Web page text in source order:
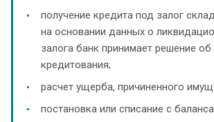
получение кредита под залог
на основании данных о
залога банк принимает решение об
кредитования;
расчет ущерба, причиненного
постановка или списание с